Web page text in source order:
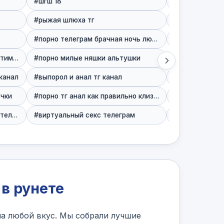
#порно телеграм домашнее интим русские свингеры
#минет с русской толстушкой телеграм
#рыжая шлюха тг
#порно телеграм брачная ночь любительское
#порно милые няшки альтушки
#выпорол и анал тг канал
#порно тг анал как правильно клизма
#виртуальный секс телеграм
#слив лайка
рунете
любой вкус. Мы собрали лучшие